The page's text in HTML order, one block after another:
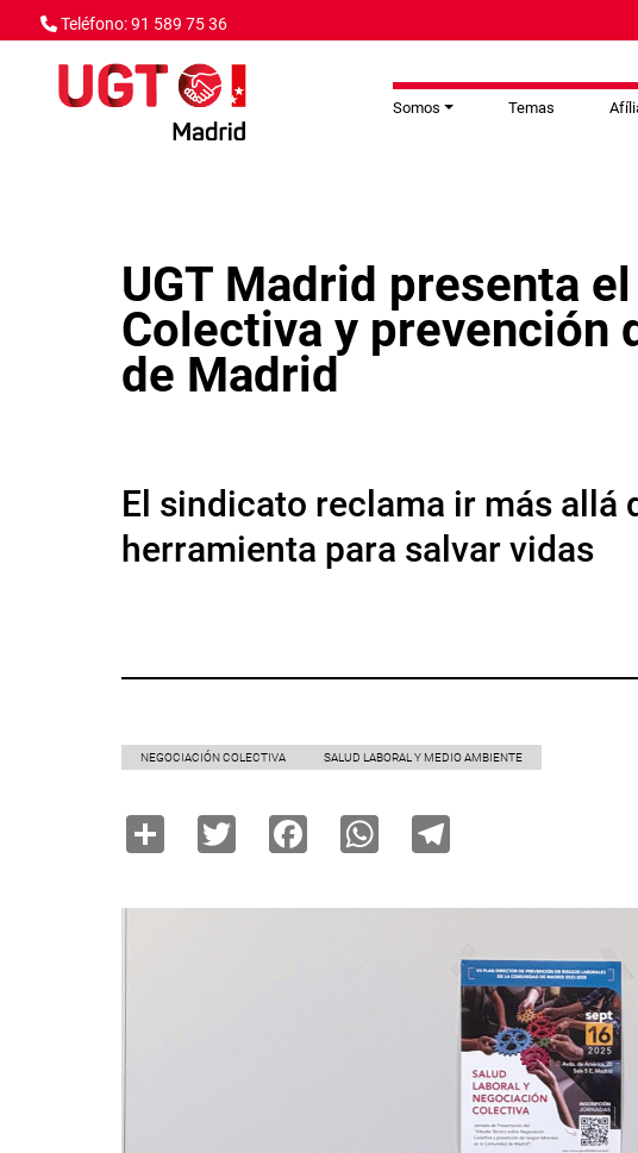
Pasar al contenido principal
Teléfono: 91 589 75 36
Somos Temas
UGT Madrid presenta
Colectiva y prevención
de Madrid
El sindicato reclama ir más allá
herramienta para salvar vidas
NEGOCIACIÓN COLECTIVA SALUD LABORAL Y MEDIO AMBIENTE
Share TwitterFacebookWhatsApp